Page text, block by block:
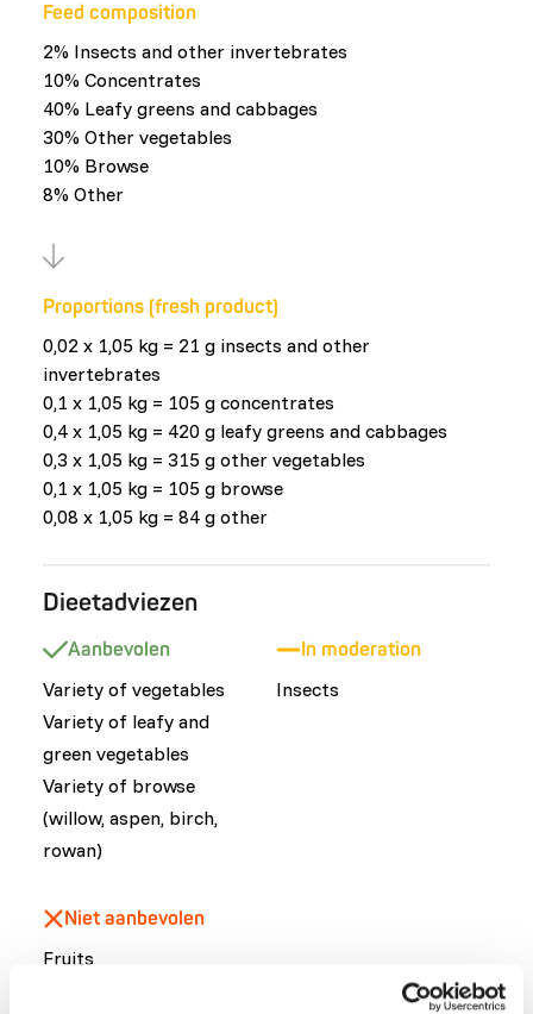
Feed composition
2% Insects and other invertebrates
10% Concentrates
40% Leafy greens and cabbages
30% Other vegetables
10% Browse
8% Other
Proportions (fresh product)
0,02 x 1,05 kg = 21 g insects and other
invertebrates
0,1 x 1,05 kg = 105 g concentrates
0,4 x 1,05 kg = 420 g leafy greens and cabbages
0,3 x 1,05 kg = 315 g other vegetables
0,1 x 1,05 kg = 105 g browse
0,08 x 1,05 kg = 84 g other
Dieetadviezen
Aanbevolen
Variety of vegetables
​Variety of leafy and
green vegetables
Variety of browse
(willow, aspen, birch,
rowan)
In moderation
Insects
Niet aanbevolen
Fruits